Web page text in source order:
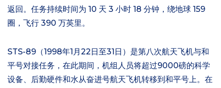
返回。任务持续时间为 10 天 3 小时 18 分钟，绕地球 159
圈，飞行 390 万英里。
STS-89（1998年1月22日至31日）是第八次航天飞机与和
平号对接任务，在此期间，机组人员将超过9000磅的科学
设备、后勤硬件和水从奋进号航天飞机转移到和平号上。在